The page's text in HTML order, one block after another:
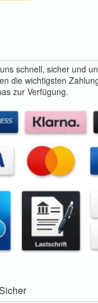
schnell, sicher und
die wichtigsten
zur Verfügung.